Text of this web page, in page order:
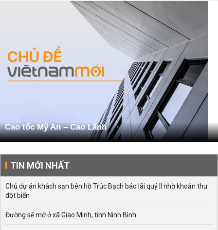
Cao tốc Mỹ An – Cao Lãnh
TIN MỚI NHẤT
Chủ dự án khách sạn bên hồ Trúc Bạch báo lãi quý II nhờ khoản thu
đột biến
Đường sẽ mở ở xã Giao Minh, tỉnh Ninh Bình